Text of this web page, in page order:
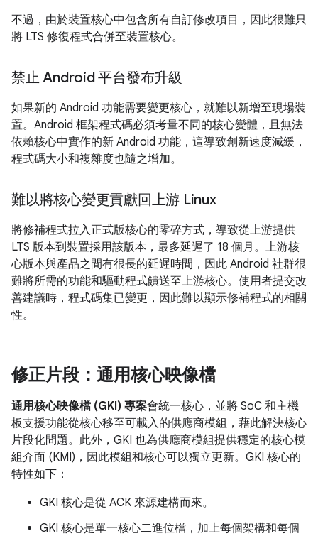
不過，由於裝置核心中包含所有自訂修改項目，因此很難只
將 LTS 修復程式合併至裝置核心。
禁止 Android 平台發布升級
如果新的 Android 功能需要變更核心，就難以新增至現場裝
置。Android 框架程式碼必須考量不同的核心變體，且無法
依賴核心中實作的新 Android 功能，這導致創新速度減緩，
程式碼大小和複雜度也隨之增加。
難以將核心變更貢獻回上游 Linux
將修補程式拉入正式版核心的零碎方式，導致從上游提供
LTS 版本到裝置採用該版本，最多延遲了 18 個月。上游核
心版本與產品之間有很長的延遲時間，因此 Android 社群很
難將所需的功能和驅動程式饋送至上游核心。使用者提交改
善建議時，程式碼集已變更，因此難以顯示修補程式的相關
性。
修正片段：通用核心映像檔
通用核心映像檔 (GKI) 專案會統一核心，並將 SoC 和主機
板支援功能從核心移至可載入的供應商模組，藉此解決核心
片段化問題。此外，GKI 也為供應商模組提供穩定的核心模
組介面 (KMI)，因此模組和核心可以獨立更新。GKI 核心的
特性如下：
GKI 核心是從 ACK 來源建構而來。
GKI 核心是單一核心二進位檔，加上每個架構和每個